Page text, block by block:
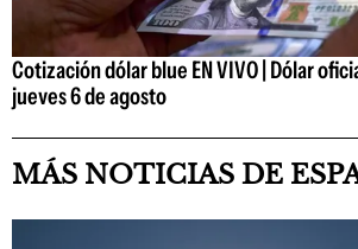
Cotización dólar blue EN VIVO | Dólar
jueves 6 de agosto
MÁS NOTICIAS DE